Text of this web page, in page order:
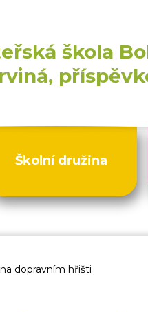
škola
Školní družina
dopravním hřišti